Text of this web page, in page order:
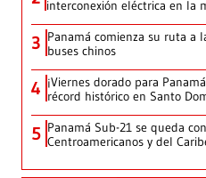
interconexión eléctrica en la
3 Panamá comienza su ruta a
buses chinos
4 ¡Viernes dorado para
récord histórico en Santo
5 Panamá Sub-21 se queda
Centroamericanos y del